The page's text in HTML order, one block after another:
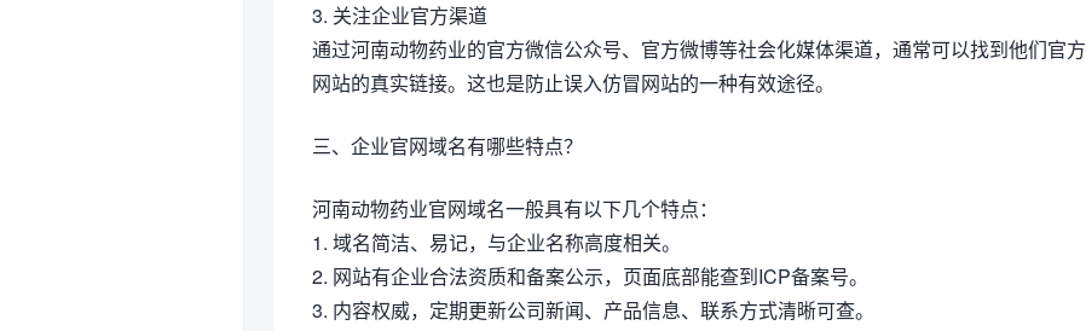
3. 关注企业官方渠道
通过河南动物药业的官方微信公众号、官方微博等社会化媒体渠道，通常可以找到他们官方
网站的真实链接。这也是防止误入仿冒网站的一种有效途径。
三、企业官网域名有哪些特点？
河南动物药业官网域名一般具有以下几个特点：
1. 域名简洁、易记，与企业名称高度相关。
2. 网站有企业合法资质和备案公示，页面底部能查到ICP备案号。
3. 内容权威，定期更新公司新闻、产品信息、联系方式清晰可查。